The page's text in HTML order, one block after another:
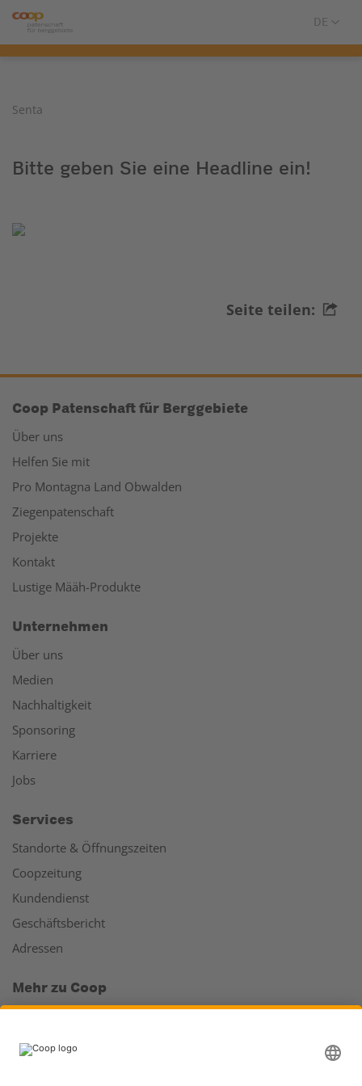
Senta
Bitte geben Sie eine Headline ein!
Seite teilen:
Coop Patenschaft für Berggebiete
Über uns
Helfen Sie mit
Pro Montagna Land Obwalden
Ziegenpatenschaft
Projekte
Kontakt
Lustige Määh-Produkte
Unternehmen
Über uns
Medien
Nachhaltigkeit
Sponsoring
Karriere
Jobs
Services
Standorte & Öffnungszeiten
Coopzeitung
Kundendienst
Geschäftsbericht
Adressen
Mehr zu Coop
Läden & Services